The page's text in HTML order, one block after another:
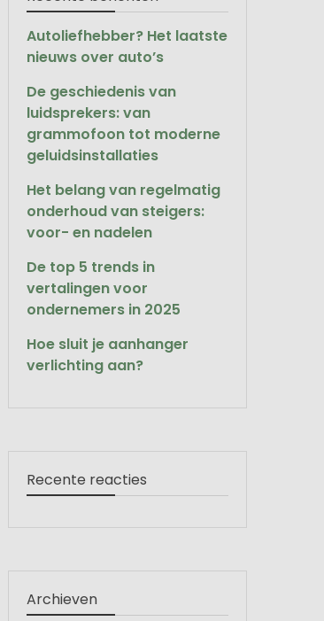
Autoliefhebber? Het laatste
nieuws over auto’s
De geschiedenis van
luidsprekers: van
grammofoon tot moderne
geluidsinstallaties
Het belang van regelmatig
onderhoud van steigers:
voor- en nadelen
De top 5 trends in
vertalingen voor
ondernemers in 2025
Hoe sluit je aanhanger
verlichting aan?
Recente reacties
Archieven